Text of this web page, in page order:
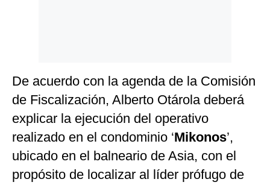
De acuerdo con la agenda de la Comisión
de Fiscalización, Alberto Otárola deberá
explicar la ejecución del operativo
realizado en el condominio ‘Mikonos’,
ubicado en el balneario de Asia, con el
propósito de localizar al líder prófugo de